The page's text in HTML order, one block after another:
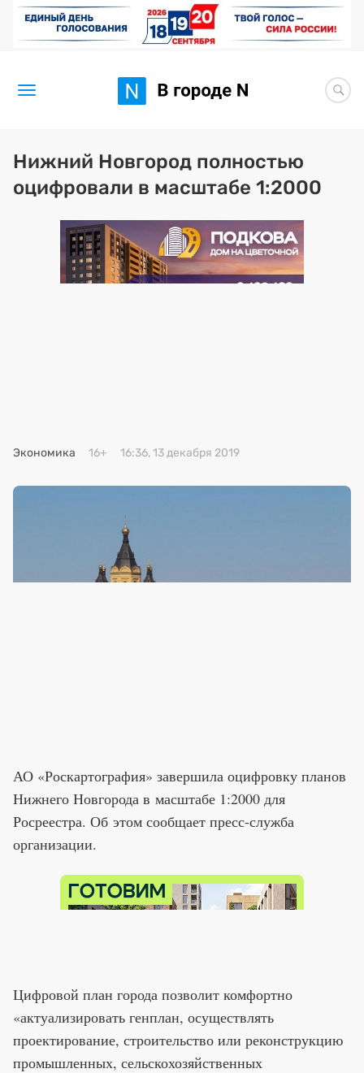
Новости
Статьи
Здоровье
BORЩ
Нижний Новгород полностью
оцифровали в масштабе 1:2000
Экономика 16+ 16:36, 13 декабря 2019
АО «Роскартография» завершила оцифровку планов
Нижнего Новгорода в масштабе 1:2000 для
Росреестра. Об этом сообщает пресс-служба
организации.
Цифровой план города позволит комфортно
«актуализировать генплан, осуществлять
проектирование, строительство или реконструкцию
промышленных, сельскохозяйственных